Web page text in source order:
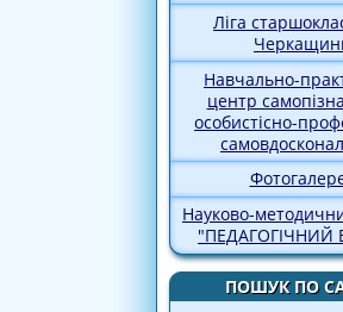
Ліга
Навчально-
центр
особистісно-
Науково-
"ПЕДАГОГІЧНИЙ
ПОШУК ПО